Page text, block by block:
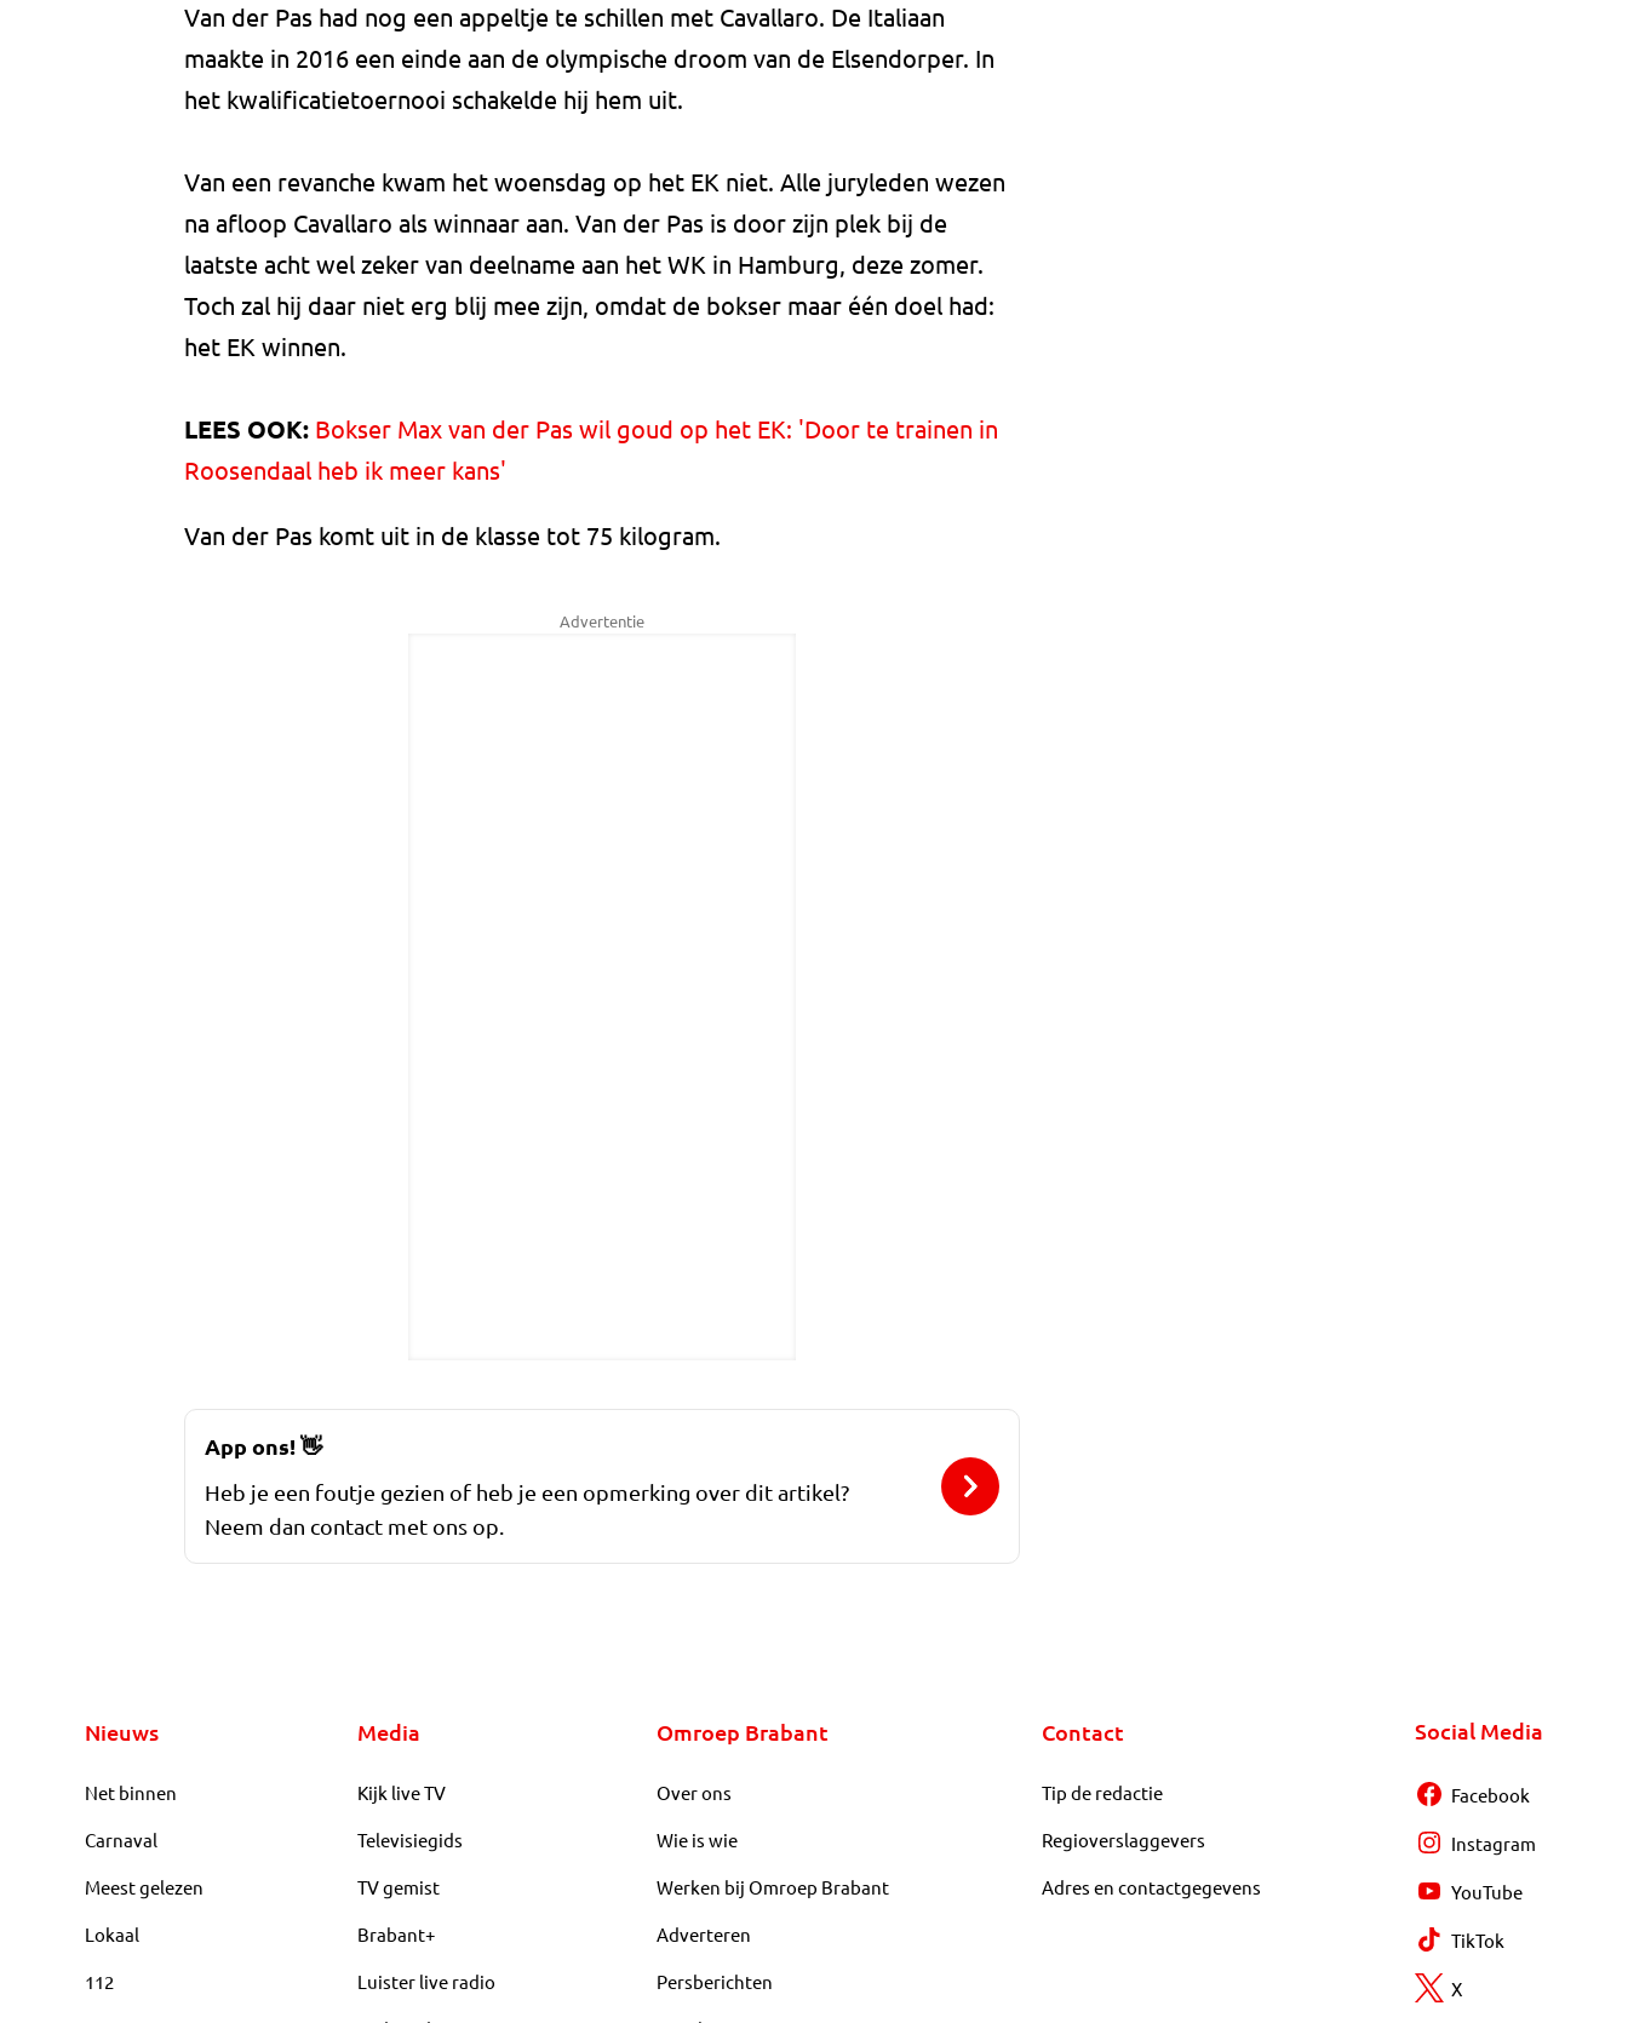
Van der Pas had nog een appeltje te schillen met Cavallaro. De Italiaan
maakte in 2016 een einde aan de olympische droom van de Elsendorper. In
het kwalificatietoernooi schakelde hij hem uit.
Van een revanche kwam het woensdag op het EK niet. Alle juryleden wezen
na afloop Cavallaro als winnaar aan. Van der Pas is door zijn plek bij de
laatste acht wel zeker van deelname aan het WK in Hamburg, deze zomer.
Toch zal hij daar niet erg blij mee zijn, omdat de bokser maar één doel had:
het EK winnen.
LEES OOK: Bokser Max van der Pas wil goud op het EK: 'Door te trainen in
Roosendaal heb ik meer kans'
Van der Pas komt uit in de klasse tot 75 kilogram.
Advertentie
App ons!👋
Heb je een foutje gezien of heb je een opmerking over dit artikel?
Neem dan contact met ons op.
Nieuws
Net binnen
Carnaval
Meest gelezen
Lokaal
112
Media
Kijk live TV
Televisiegids
TV gemist
Brabant+
Luister live radio
Omroep Brabant
Over ons
Wie is wie
Werken bij Omroep Brabant
Adverteren
Persberichten
Contact
Tip de redactie
Regioverslaggevers
Adres en contactgegevens
Social Media
Facebook
Instagram
YouTube
TikTok
X